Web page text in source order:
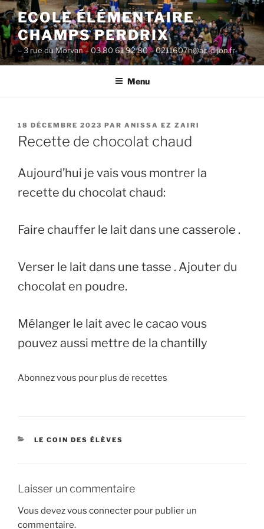
Aller
au
contenu
principal
ECOLE ÉLÉMENTAIRE
CHAMPS PERDRIX
– 3 rue du Morvan – 03 80 61 92 80 – 0211607h@ac-dijon.fr-
Menu
PUBLIÉ
LE
18 DÉCEMBRE 2023 PAR ANISSA EZ ZAIRI
Recette de chocolat chaud
Aujourd’hui je vais vous montrer la
recette du chocolat chaud:
Faire chauffer le lait dans une casserole .
Verser le lait dans une tasse . Ajouter du
chocolat en poudre.
Mélanger le lait avec le cacao vous
pouvez aussi mettre de la chantilly
Abonnez vous pour plus de recettes
CATÉGORIES
LE COIN DES ÉLÈVES
Laisser un commentaire
Vous devezvous connecter pour publier un
commentaire.